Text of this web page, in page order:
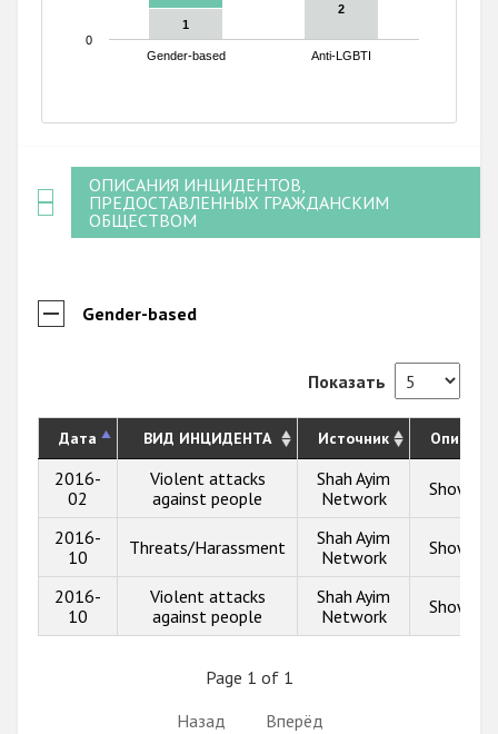
1
1
2
2
Gender-based Anti-LGBTI
0
ОПИСАНИЯ ИНЦИДЕНТОВ,
ПРЕДОСТАВЛЕННЫХ ГРАЖДАНСКИМ
ОБЩЕСТВОМ
Gender-based
Показать
Дата ВИД ИНЦИДЕНТА Источник
2016-
02
Violent attacks
against people
Shah Ayim
Network
Show
2016-
10
Threats/Harassment
Shah Ayim
Network
Show
2016-
10
Violent attacks
against people
Shah Ayim
Network
Show
Page 1 of 1
Назад
Вперёд